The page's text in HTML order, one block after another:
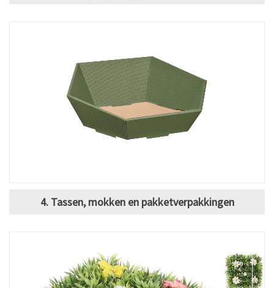
4. Tassen, mokken en pakketverpakkingen